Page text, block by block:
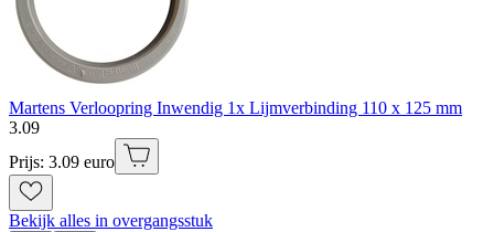
Martens Verloopring Inwendig 1x Lijmverbinding 110 x 125 mm
3.09
Prijs: 3.09 euro
Bekijk alles in overgangsstuk